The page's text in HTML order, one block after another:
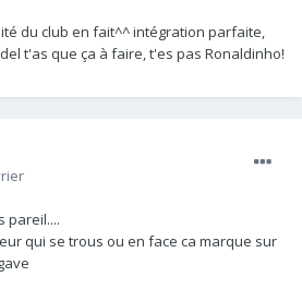
du club en fait^^ intégration parfaite,
t'as que ça à faire, t'es pas Ronaldinho!
pareil....
qui se trous ou en face ca marque sur